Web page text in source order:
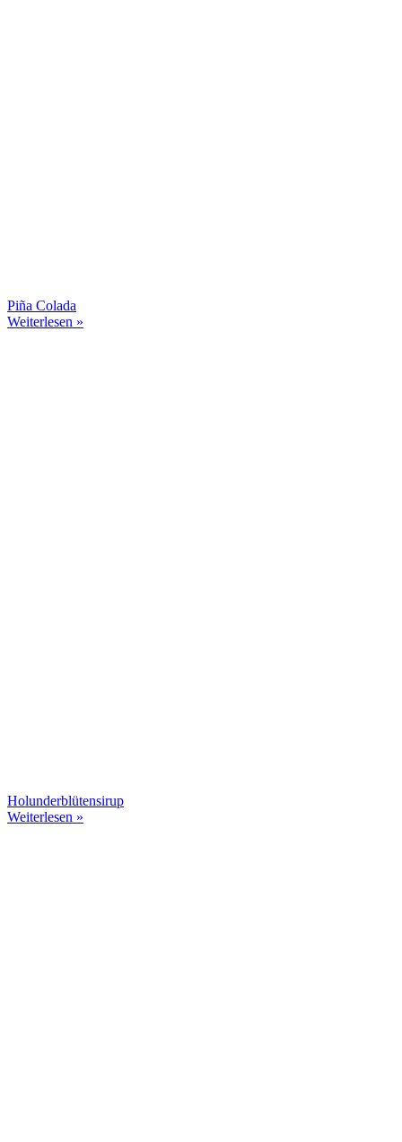
Piña Colada
Weiterlesen »
Holunderblütensirup
Weiterlesen »